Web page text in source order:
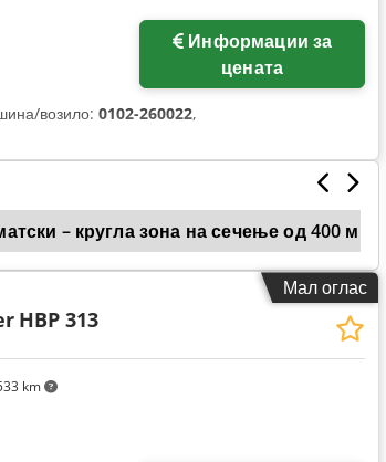
цената
возило: 0102-260022,
– кругла зона на сечење од 400 мм
Мал оглас
km
HBP 313